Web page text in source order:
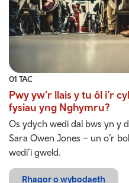
01 TAC
Pwy yw’r llais y tu ôl i’r
fysiau yng Nghymru?
Os ydych wedi dal bws yn y
Sara Owen Jones – un o’r
wedi’i gweld.
Rhagor o wybodaeth